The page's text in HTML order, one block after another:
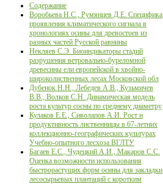
Содержание
Воробьева Н.С., Румянцев Д.Е. Cпецифика
проявления климатического сигнала в
хронологиях осины для древостоев из
разных частей Русской равнины
Некляев С.Э. Биоиндикаторы стадий
разрушения ветровально-буреломной
древесины ели европейской в хвойно-
широколиственных лесах Московской обл
Дубенок Н.Н., Лебедев А.В., Кузьмичев
В.В., Волков С.Н. Динамическая модель
роста культур сосны по среднему диаметру
Кулаков Е.Е., Сиволапов А.И. Рост и
продуктивность лиственницы в 67-летних
коллекционно-географических культурах
Учебно-опытного лесхоза ВГЛТУ
Багаев Е.С., Чудецкий А.И., Макаров С.С.
Оценка возможности использования
быстрорастущих форм осины для закладки
лесосырьевых плантаций с коротким